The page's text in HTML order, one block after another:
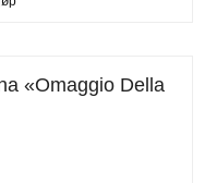
«Omaggio Della